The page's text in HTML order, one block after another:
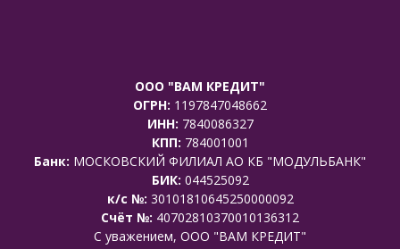
ООО "ВАМ КРЕДИТ"
ОГРН: 1197847048662
ИНН: 7840086327
КПП: 784001001
Банк: МОСКОВСКИЙ ФИЛИАЛ АО КБ "МОДУЛЬБАНК"
БИК: 044525092
к/с №: 30101810645250000092
Счёт №: 40702810370010136312
C уважением, ООО "ВАМ КРЕДИТ"